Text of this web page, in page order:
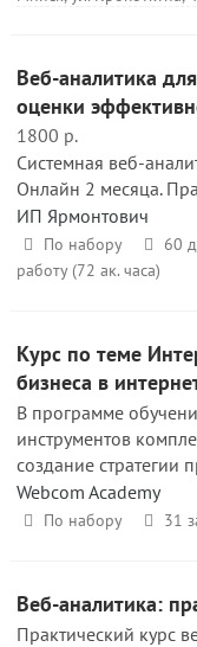
Веб-аналитика
оценки
1800 р.
Системная веб-
Онлайн 2 месяца.
ИП Ярмонтович
По набору
60
работу (72 ак. часа)
Курс по теме
бизнеса в
В программе
инструментов
создание стратегии
Webcom Academy
По набору 31
Веб-аналитика:
Практический курс